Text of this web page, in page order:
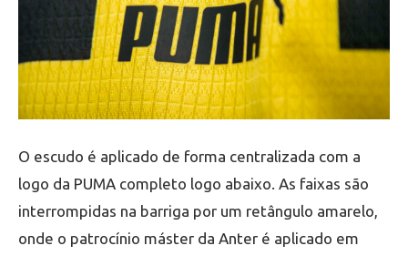
O escudo é aplicado de forma centralizada com a
logo da PUMA completo logo abaixo. As faixas são
interrompidas na barriga por um retângulo amarelo,
onde o patrocínio máster da Anter é aplicado em